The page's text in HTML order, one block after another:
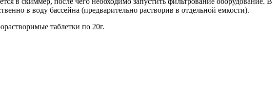
в воду бассейна (предварительно растворив в отдельной емкости).
таблетки по 20г.